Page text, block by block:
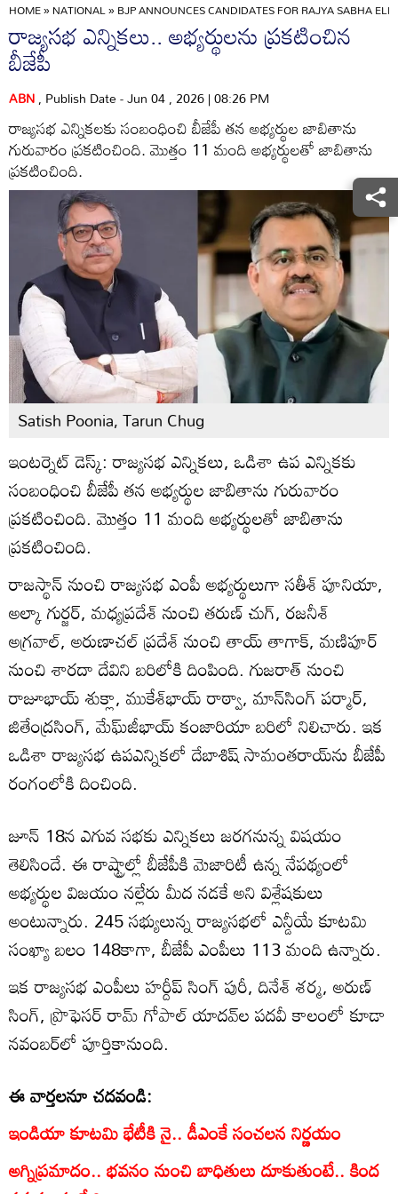
HOME»NATIONAL»BJP ANNOUNCES CANDIDATES FOR RAJYA SABHA
రాజ్యసభ ఎన్నికలు.. అభ్యర్థులను ప్రకటించిన
బీజేపీ
ABN, Publish Date - Jun 04 , 2026 | 08:26 PM
రాజ్యసభ ఎన్నికలకు సంబంధించి బీజేపీ తన అభ్యర్థుల జాబితాను
గురువారం ప్రకటించింది. మొత్తం 11 మంది అభ్యర్థులతో జాబితాను
ప్రకటించింది.
Satish Poonia, Tarun Chug
ఇంటర్నెట్ డెస్క్: రాజ్యసభ ఎన్నికలు, ఒడిశా ఉప ఎన్నికకు
సంబంధించి బీజేపీ తన అభ్యర్థుల జాబితాను గురువారం
ప్రకటించింది. మొత్తం 11 మంది అభ్యర్థులతో జాబితాను
ప్రకటించింది.
రాజస్థాన్ నుంచి రాజ్యసభ ఎంపీ అభ్యర్థులుగా సతీశ్ పూనియా,
అల్కా గుర్జర్, మధ్యప్రదేశ్ నుంచి తరుణ్ చుగ్, రజనీశ్
అగ్రవాల్, అరుణాచల్ ప్రదేశ్ నుంచి తాయ్ తాగాక్, మణిపూర్
నుంచి శారదా దేవిని బరిలోకి దింపింది. గుజరాత్ నుంచి
రాజూభాయ్ శుక్లా, ముకేశ్‌భాయ్ రాఠ్వా, మాన్‌సింగ్ పర్మార్,
జితేంద్రసింగ్, మేఘ్‌జీభాయ్ కంజారియా బరిలో నిలిచారు. ఇక
ఒడిశా రాజ్యసభ ఉపఎన్నికలో దేబాశిష్ సామంతరాయ్‌ను బీజేపీ
రంగంలోకి దించింది.
జూన్ 18న ఎగువ సభకు ఎన్నికలు జరగనున్న విషయం
తెలిసిందే. ఈ రాష్ట్రాల్లో బీజేపీకి మెజారిటీ ఉన్న నేపథ్యంలో
అభ్యర్థుల విజయం నల్లేరు మీద నడకే అని విశ్లేషకులు
అంటున్నారు. 245 సభ్యులున్న రాజ్యసభలో ఎన్డీయే కూటమి
సంఖ్యా బలం 148కాగా, బీజేపీ ఎంపీలు 113 మంది ఉన్నారు.
ఇక రాజ్యసభ ఎంపీలు హర్దీప్ సింగ్ పురీ, దినేశ్ శర్మ, అరుణ్
సింగ్, ప్రొఫెసర్ రామ్ గోపాల్ యాదవ్‌ల పదవీ కాలంలో కూడా
నవంబర్‌లో పూర్తికానుంది.
ఈ వార్తలనూ చదవండి:
ఇండియా కూటమి భేటీకి నై.. డీఎంకే సంచలన నిర్ణయం
అగ్నిప్రమాదం.. భవనం నుంచి బాధితులు దూకుతుంటే.. కింద